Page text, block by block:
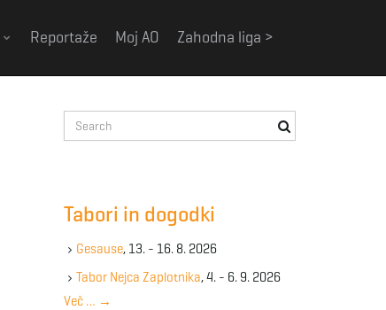
Reportaže Moj AO Zahodna liga >
e
e
y
w
Tabori in dogodki
Gesause, 13. - 16. 8. 2026
Tabor Nejca Zaplotnika, 4. - 6. 9. 2026
Več … →